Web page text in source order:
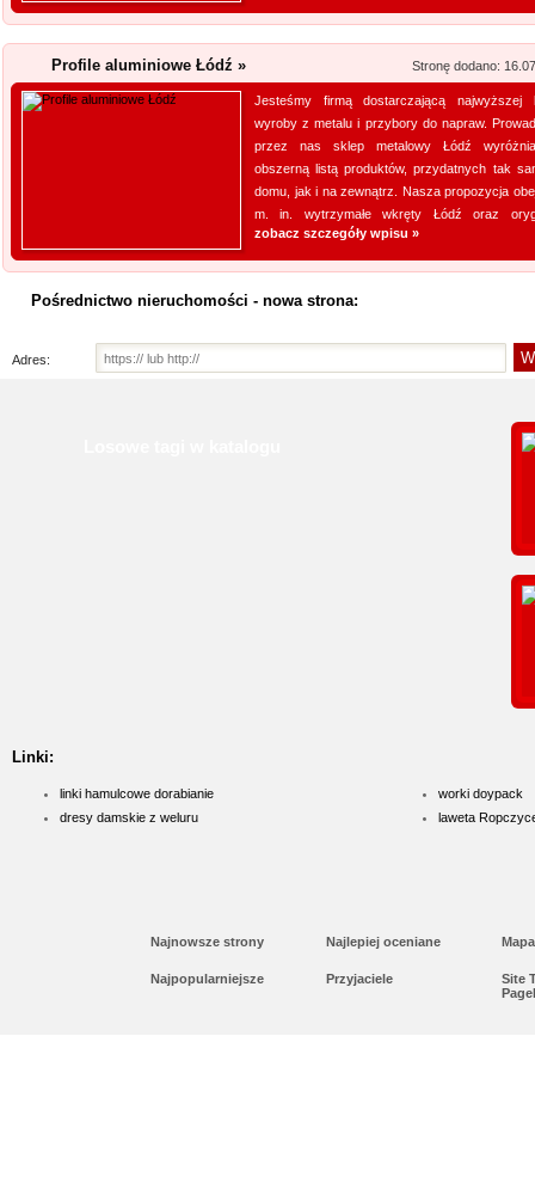
Szukasz przykuwających
myszki dla graczy, a jeżeli
mysz, również ją u nas
jakośc...
Profile aluminiowe
Jesteśmy firmą dostarczającą
napraw. Prowadzony przez
produktów, przydatnych tak
Profile aluminiowe Łódź » Stronę dodano:
Jesteśmy firmą dostarczającą najwyższej
wyroby z metalu i przybory do napraw.
przez nas sklep metalowy Łódź
obszerną listą produktów, przydatnych tak
domu, jak i na zewnątrz. Nasza propozycja
m. in. wytrzymałe wkręty Łódź oraz
zobacz szczegóły wpisu »
Pośrednictwo nieruchomości - nowa strona:
Adres:
Linki:
linki hamulcowe dorabianie
dresy damskie z weluru
worki doypack
laweta
Najnowsze strony Najlepiej oceniane
Najpopularniejsze Przyjaciele
Site